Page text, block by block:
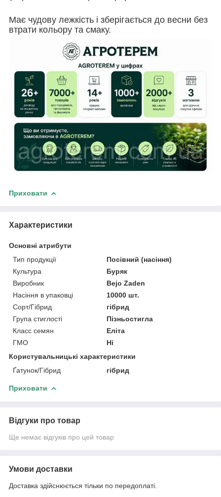
Має чудову лежкість і зберігається до весни без
втрати кольору та смаку.
Приховати
Характеристики
Основні атрибути
Тип продукції
Посівний (насіння)
Культура
Буряк
Виробник
Bejo Zaden
Насіння в упаковці
10000 шт.
Сорт/Гібрид
гібрид
Група стиглості
Пізньостигла
Класс семян
Еліта
ГМО
Ні
Користувальницькі характеристики
Ґатунок/Гібрид
гібрид
Приховати
Відгуки про товар
Ще немає відгуків про цей товар
Умови доставки
Доставка здійснюється тільки по передоплаті.